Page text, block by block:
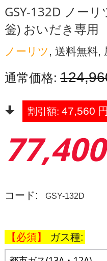
GSY-132D ノー
釡) おいだき専用
ノーリツ , 送料無料,
通常価格:
割引額: 47,560 円
77,400
コード: GSY-132D
ガス種: